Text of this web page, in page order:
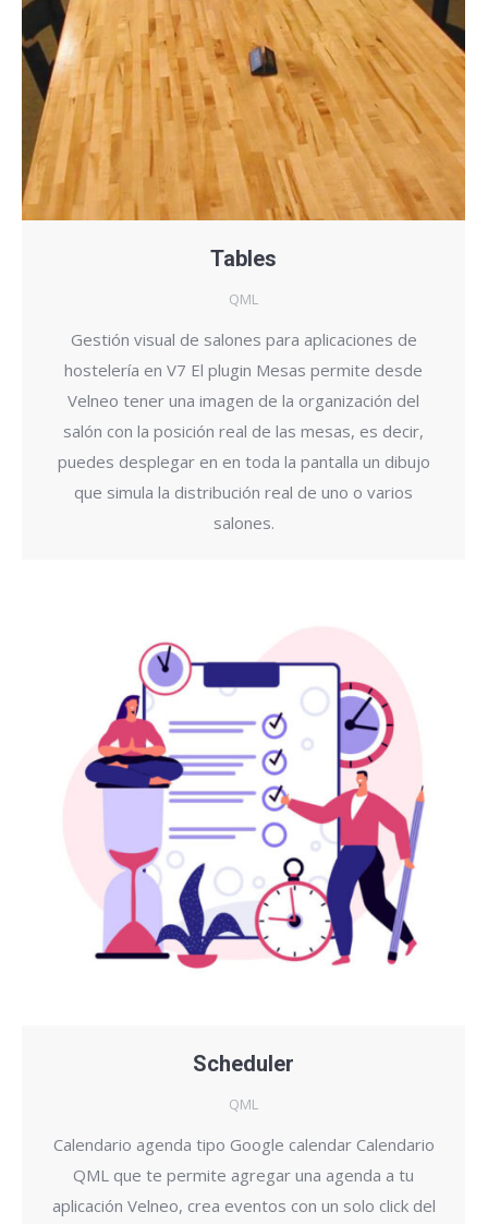
Tables
QML
Gestión visual de salones para aplicaciones de
hostelería en V7 El plugin Mesas permite desde
Velneo tener una imagen de la organización del
salón con la posición real de las mesas, es decir,
puedes desplegar en en toda la pantalla un dibujo
que simula la distribución real de uno o varios
salones.
Scheduler
QML
Calendario agenda tipo Google calendar Calendario
QML que te permite agregar una agenda a tu
aplicación Velneo, crea eventos con un solo click del